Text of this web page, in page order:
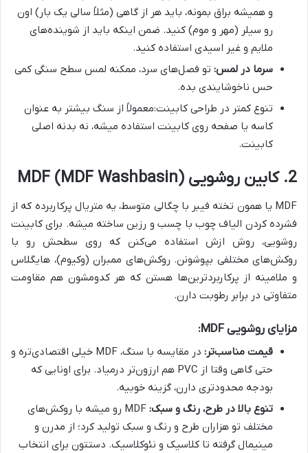
و همیشه براق بمونه، باید هر از گاهی (مثلاً سالی یک بار) اون
رو سیلر (مهر و موم) کنید. ضمن اینکه باید از شوینده‌های
ملایم و غیر اسیدی استفاده کنید.
سرما در لمس: تو فصل‌های سرد، ممکنه لمس سطح سنگی کمی
حس ناخوشایندی بده.
تنوع کمتر در طراحی کابینت:معمولاً از سنگ بیشتر به عنوان
کاسه یا صفحه روی کابینت استفاده میشه، نه بدنه اصلی
کابینت.
2. کابین روشویی MDF (MDF Washbasin)
MDF یا همون تخته فیبر با چگالی متوسط، یه متریال پرکاربرده که از
فشرده کردن الیاف چوب با چسب و رزین ساخته میشه. برای کابینت
روشویی، روش ازش استفاده می‌کنن که روی سطحش رو با
روکش‌های مختلفی بپوشونن. روکش‌های ممبران (وکیوم)، هایگلاس
و ملامینه از پرکاربردترین‌ها هستن که هر کدومشون هم مقاومت
متفاوتی در برابر رطوبت دارن.
مزایای روشویی MDF:
قیمت مناسب‌تر:
در مقایسه با سنگ، MDF خیلی اقتصادی‌تره و
حتی گاهی وقتا از PVC هم ارزون‌تر درمیاد. برای اونایی که
بودجه محدودتری دارن، گزینه خوبیه.
تنوع بالا در طرح، رنگ و سبک:
MDF رو میشه با روکش‌های
مختلف تو هزاران طرح و رنگ و سبک تولید کرد؛ از مدرن و
مینیمال گرفته تا کلاسیک و نئوکلاسیک. دستتون برای انتخاب